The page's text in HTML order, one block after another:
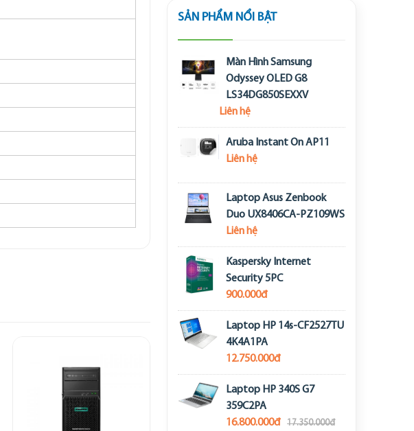
SẢN PHẨM NỔI BẬT
Màn Hình Samsung
Odyssey OLED G8
LS34DG850SEXXV
Liên hệ
Aruba Instant On AP11
Liên hệ
Laptop Asus Zenbook
Duo UX8406CA-PZ109WS
Liên hệ
Kaspersky Internet
Security 5PC
900.000đ
Laptop HP 14s-CF2527TU
4K4A1PA
12.750.000đ
Laptop HP 340S G7
359C2PA
16.800.000đ
17.350.000đ